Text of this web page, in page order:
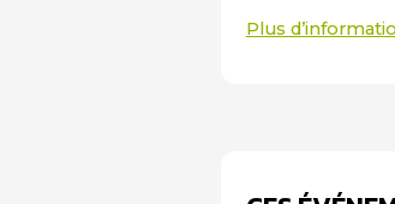
Plus